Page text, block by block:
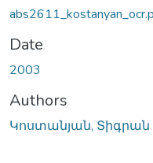
Date
2003
Authors
Կոստանյան, Տիգրան